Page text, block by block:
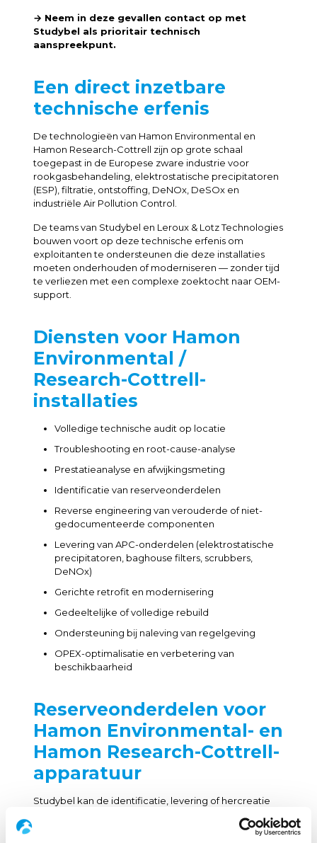
→ Neem in deze gevallen contact op met
Studybel als prioritair technisch
aanspreekpunt.
Een direct inzetbare
technische erfenis
De technologieën van Hamon Environmental en
Hamon Research-Cottrell zijn op grote schaal
toegepast in de Europese zware industrie voor
rookgasbehandeling, elektrostatische precipitatoren
(ESP), filtratie, ontstoffing, DeNOx, DeSOx en
industriële Air Pollution Control.
De teams van Studybel en Leroux & Lotz Technologies
bouwen voort op deze technische erfenis om
exploitanten te ondersteunen die deze installaties
moeten onderhouden of moderniseren — zonder tijd
te verliezen met een complexe zoektocht naar OEM-
support.
Diensten voor Hamon
Environmental /
Research-Cottrell-
installaties
Volledige technische audit op locatie
Troubleshooting en root-cause-analyse
Prestatieanalyse en afwijkingsmeting
Identificatie van reserveonderdelen
Reverse engineering van verouderde of niet-
gedocumenteerde componenten
Levering van APC-onderdelen (elektrostatische
precipitatoren, baghouse filters, scrubbers,
DeNOx)
Gerichte retrofit en modernisering
Gedeeltelijke of volledige rebuild
Ondersteuning bij naleving van regelgeving
OPEX-optimalisatie en verbetering van
beschikbaarheid
Reserveonderdelen voor
Hamon Environmental- en
Hamon Research-Cottrell-
apparatuur
Studybel kan de identificatie, levering of hercreatie
APC-systemen van Hamon Environmental en Hamon